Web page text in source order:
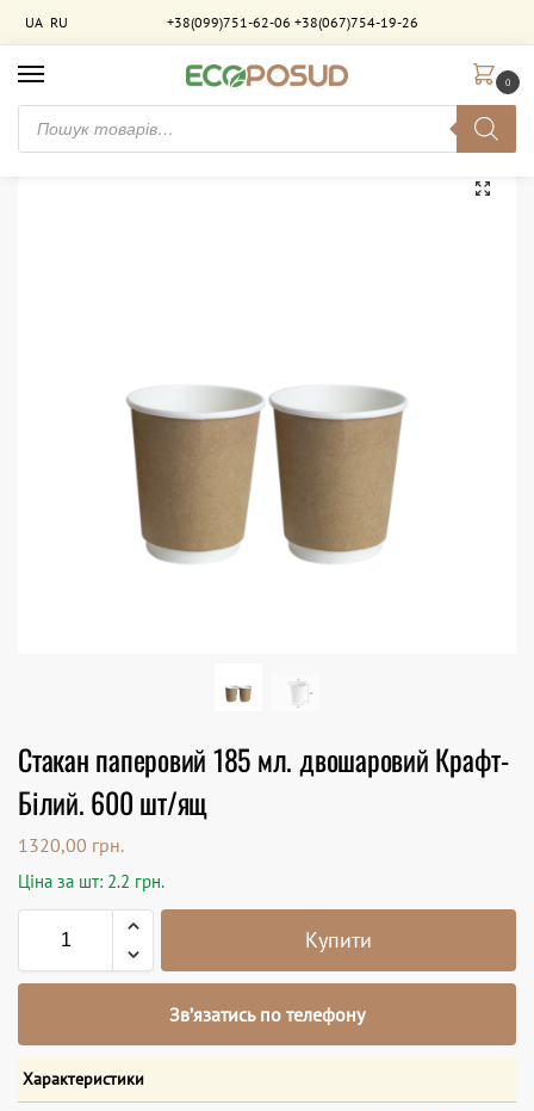
UA RU +38(099)751-62-06 +38(067)754-19-26
0
Головна / Стакани паперові Стакан паперовий 185 мл. двошаровий Крафт-Білий. 600 шт/ящ
Стакан паперовий 185 мл. двошаровий Крафт-
Білий. 600 шт/ящ
1320,00 грн.
Ціна за шт: 2.2 грн.
Купити
Зв’язатись по телефону
Характеристики